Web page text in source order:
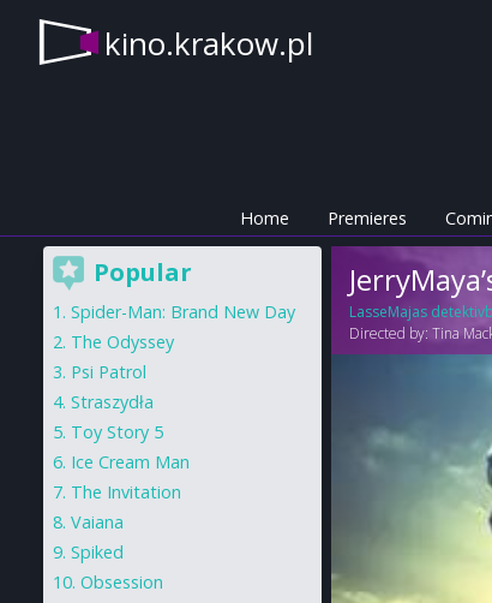
kino.krakow.pl
Home Premieres
LasseMajas
Directed by:Tina
Popular
Spider-Man: Brand New Day
The Odyssey
Psi Patrol
Straszydła
Toy Story 5
Ice Cream Man
The Invitation
Vaiana
Spiked
Obsession